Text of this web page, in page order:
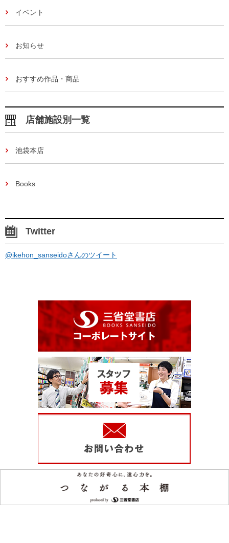
イベント
お知らせ
おすすめ作品・商品
店舗施設別一覧
池袋本店
Books
Twitter
@ikehon_sanseidoさんのツイート